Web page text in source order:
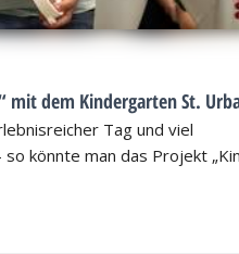
mit dem Kindergarten St.
Tag und viel
könnte man das Projekt